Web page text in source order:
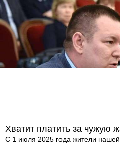
Хватит платить за чужую
С 1 июля 2025 года жители